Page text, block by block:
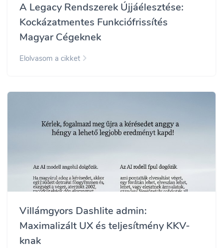
A Legacy Rendszerek Újjáélesztése:
Kockázatmentes Funkciófrissítés
Magyar Cégeknek
Elolvasom a cikket
Villámgyors Dashlite admin:
Maximalizált UX és teljesítmény KKV-
knak